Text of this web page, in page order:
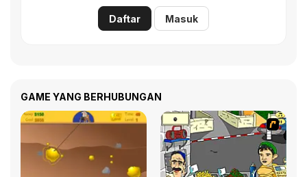
Daftar Masuk
GAME YANG BERHUBUNGAN